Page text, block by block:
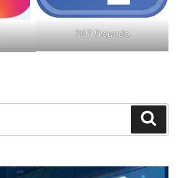
767 Freunde